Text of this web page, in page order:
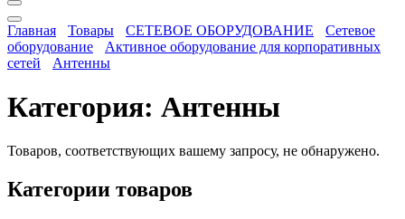
Главная Товары СЕТЕВОЕ ОБОРУДОВАНИЕ
Сетевое
оборудование
Активное оборудование для корпоративных
сетей
Антенны
Категория: Антенны
Товаров, соответствующих вашему запросу, не обнаружено.
Категории товаров